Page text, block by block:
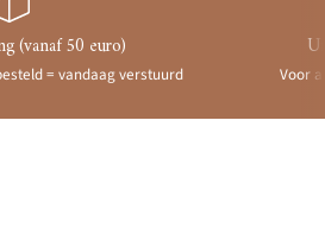
(vanaf 50 euro)
= vandaag verstuurd Voor